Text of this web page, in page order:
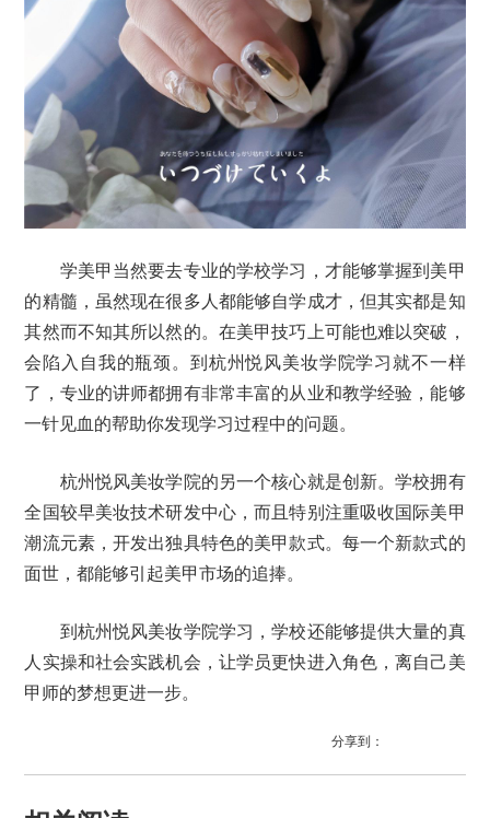
学美甲当然要去专业的学校学习，才能够掌握到美甲
的精髓，虽然现在很多人都能够自学成才，但其实都是知
其然而不知其所以然的。在美甲技巧上可能也难以突破，
会陷入自我的瓶颈。到杭州悦风美妆学院学习就不一样
了，专业的讲师都拥有非常丰富的从业和教学经验，能够
一针见血的帮助你发现学习过程中的问题。
杭州悦风美妆学院的另一个核心就是创新。学校拥有
全国较早美妆技术研发中心，而且特别注重吸收国际美甲
潮流元素，开发出独具特色的美甲款式。每一个新款式的
面世，都能够引起美甲市场的追捧。
到杭州悦风美妆学院学习，学校还能够提供大量的真
人实操和社会实践机会，让学员更快进入角色，离自己美
甲师的梦想更进一步。
分享到：